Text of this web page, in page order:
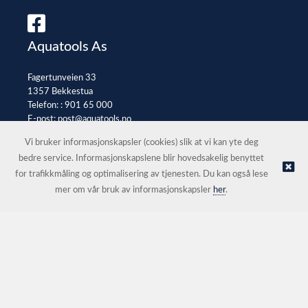
Aquatools As
Fagertunveien 33
1357 Bekkestua
Telefon: : 901 65 000
E-post:post@aquatools.no
© Aquatools As |Nettbutikk levert av Kréatif
Vi bruker informasjonskapsler (cookies) slik at vi kan yte deg
bedre service. Informasjonskapslene blir hovedsakelig benyttet
for trafikkmåling og optimalisering av tjenesten. Du kan også lese
mer om vår bruk av informasjonskapsler her.